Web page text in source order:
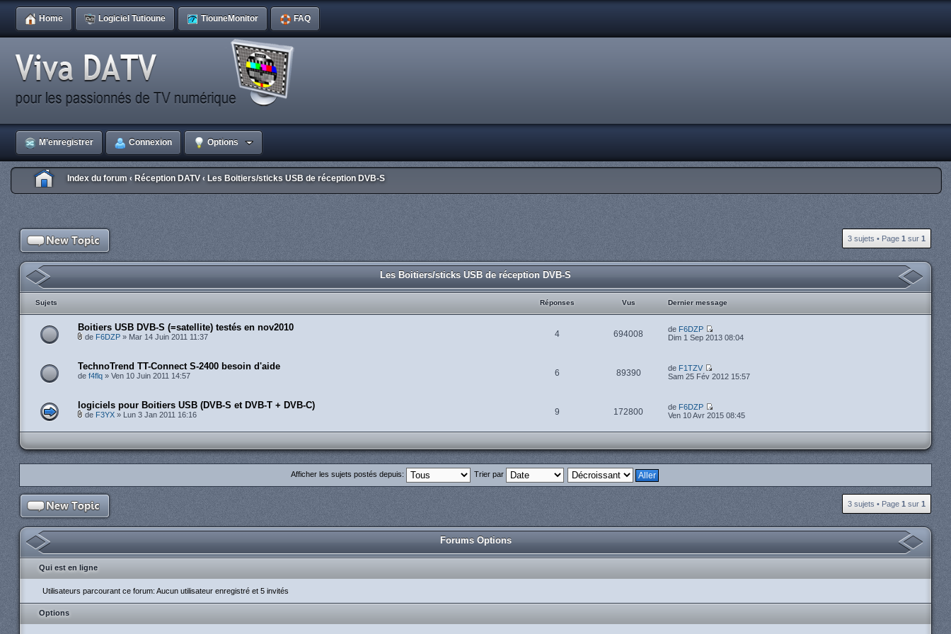
Home Logiciel Tutioune TiouneMonitor FAQ
M’enregistrer Connexion Options
Index du forum ‹ Réception DATV ‹ Les Boitiers/sticks USB de réception DVB-S
3 sujets • Page 1 sur 1
Les Boitiers/sticks USB de réception DVB-S
Sujets Réponses Vus Dernier message
Boitiers USB DVB-S (=satellite) testés en nov2010
de F6DZP » Mar 14 Juin 2011 11:37 4 694008 de F6DZP
Dim 1 Sep 2013 08:04
TechnoTrend TT-Connect S-2400 besoin d'aide
de f4flq » Ven 10 Juin 2011 14:57 6 89390 de F1TZV
Sam 25 Fév 2012 15:57
logiciels pour Boitiers USB (DVB-S et DVB-T + DVB-C)
de F3YX » Lun 3 Jan 2011 16:16 9 172800 de F6DZP
Ven 10 Avr 2015 08:45
Afficher les sujets postés depuis: Trier par
3 sujets • Page 1 sur 1
Forums Options
Qui est en ligne
Utilisateurs parcourant ce forum: Aucun utilisateur enregistré et 5 invités
Options